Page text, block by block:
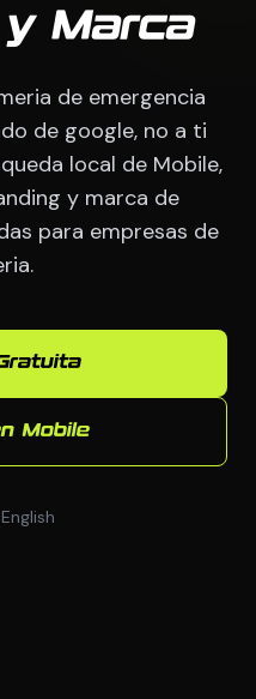
Marca
de emergencia
de google, no a ti
local de Mobile,
y marca de
para empresas de
Mobile